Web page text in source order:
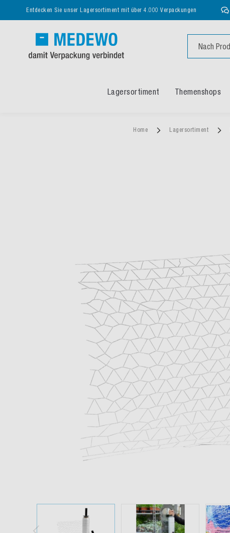
Entdecken Sie unser Lagersortiment mit über 4.000 Verpackungen
Lagersortiment Themenshops
Home Lagersortiment